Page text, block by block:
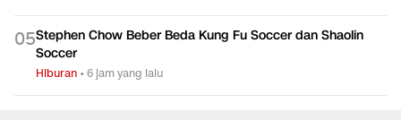
05Stephen Chow Beber Beda Kung Fu Soccer dan Shaolin
Soccer
Hiburan •6 jam yang lalu